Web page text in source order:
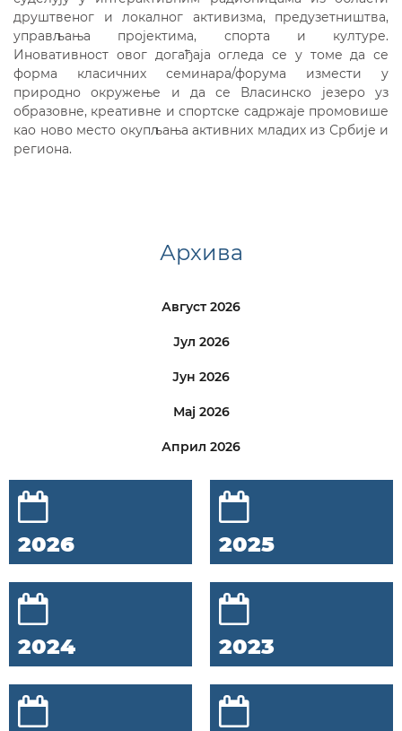
друштвеног и локалног активизма, предузетништва,
управљања пројектима, спорта и културе.
Иновативност овог догађаја огледа се у томе да се
форма класичних семинара/форума измести у
природно окружење и да се Власинско језеро уз
образовне, креативне и спортске садржаје промовише
као ново место окупљања активних младих из Србије и
региона.
Архива
Август 2026
Јул 2026
Јун 2026
Мај 2026
Април 2026
2026 2025
2024 2023